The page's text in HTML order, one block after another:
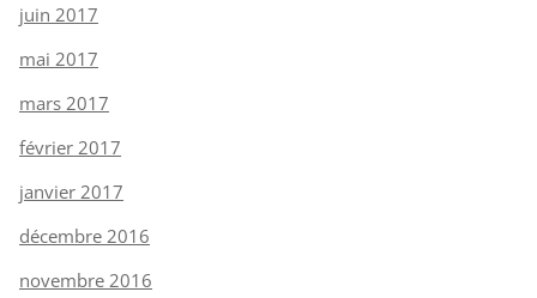
juin 2017
mai 2017
mars 2017
février 2017
janvier 2017
décembre 2016
novembre 2016